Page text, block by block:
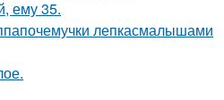
ему 35.
лепкасмалышами